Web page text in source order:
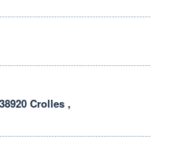
+ BASCrolles ,